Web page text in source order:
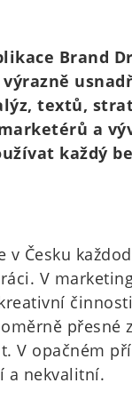
Brand
textů,
a
každý
v Česku
V
přesné
V opačném
a nekvalitní.